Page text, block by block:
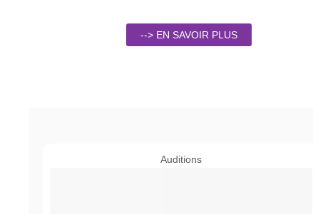
--> EN SAVOIR PLUS
Auditions